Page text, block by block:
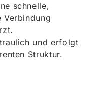
schnelle,
und erfolgt
Struktur.